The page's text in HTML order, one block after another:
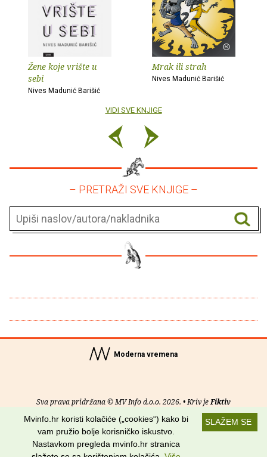
Žene koje vrište u
sebi
Nives Madunić Barišić
Mrak ili strah
Nives Madunić Barišić
VIDI SVE KNJIGE
– PRETRAŽI SVE KNJIGE –
Moderna vremena
Sva prava pridržana © MV Info d.o.o. 2026. • Kriv jeFiktiv
Uvjeti korištenja RSS kanali
Potraži nas na:
SLAŽEM SE
Mvinfo.hr koristi kolačiće („cookies“) kako bi
vam pružio bolje korisničko iskustvo.
Nastavkom pregleda mvinfo.hr stranica